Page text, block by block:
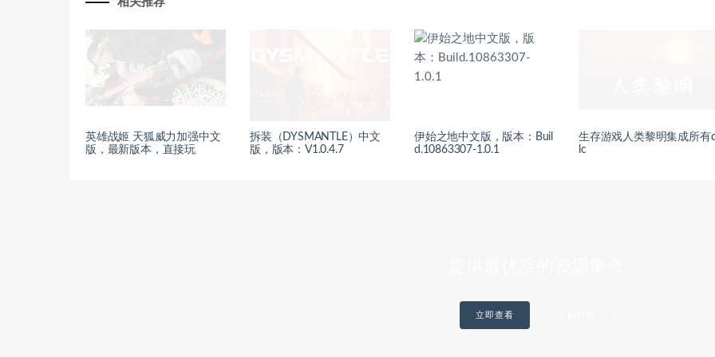
英雄战姬 天狐威力加强中文
版，最新版本，直接玩
拆装（DYSMANTLE）中文
版，版本：V1.0.4.7
伊始之地中文版，版本：Buil
d.10863307-1.0.1
生存游戏人类黎明集成所有
lc
立即查看